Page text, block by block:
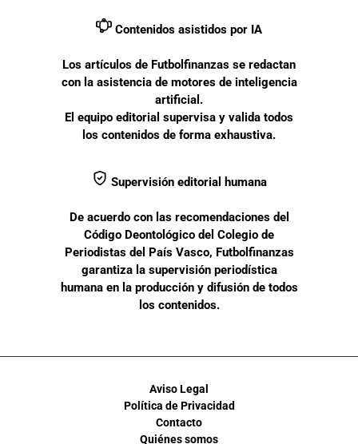
Contenidos asistidos por IA
Los artículos de Futbolfinanzas se redactan
con la asistencia de motores de inteligencia
artificial.
El equipo editorial supervisa y valida todos
los contenidos de forma exhaustiva.
Supervisión editorial humana
De acuerdo con las recomendaciones del
Código Deontológico del Colegio de
Periodistas del País Vasco, Futbolfinanzas
garantiza la supervisión periodística
humana en la producción y difusión de todos
los contenidos.
Aviso Legal
Política de Privacidad
Contacto
Quiénes somos